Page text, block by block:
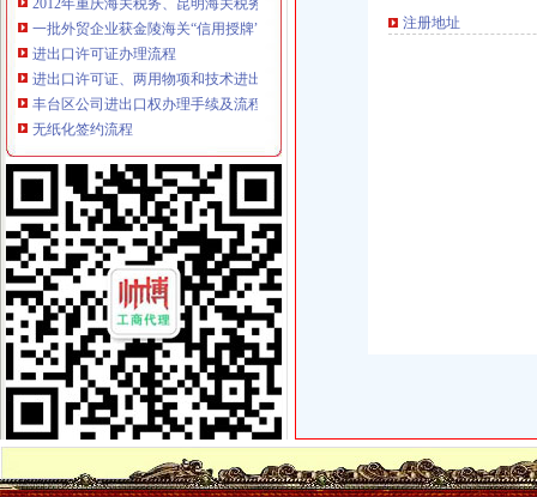
一批外贸企业获金陵海关“信用授牌”-新闻频道-华龙网
进出口许可证办理流程
进出口许可证、两用物项和技术进出口电子更新、新做通知_深圳
丰台区公司进出口权办理手续及流程,北京北京市地区国内公司注册供
无纸化签约流程
易云章签约仪式流程|易云章签约平台1.0官方版-绿软件下载-JZ5U
无纸化的签约是如何完成的？鸿学分期又是什么？_腾讯
海关无纸化签约
枫叶鱼：深圳海关对于通关无纸
山东口岸推进通关作业无纸化改革-中国金融信息网
无纸化报关
提供宁波无纸化报关签约【今日推荐网-宁波物流运输】
无纸化报关要什么资料给报关行,报关行,诺金报关
电子口岸无纸化签约
上海海关：关无纸化如何申请[]-报关员通关指南--育路报关员考
前海湾保税区成为全国个无纸化保税港区_深圳新闻_全迅速的深
重庆海关电话
重庆海关驻涪陵办事处-搜百科
成都、重庆海关签署区域通关合作备忘录-广西新闻网
重庆海关在哪里
注册地址